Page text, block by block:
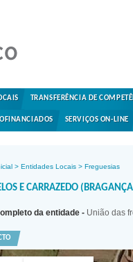
TRANSFERÊNCIA DE
SERVIÇOS ON-LINE
> Entidades Locais > Freguesias
E CARRAZEDO
da entidade - União das